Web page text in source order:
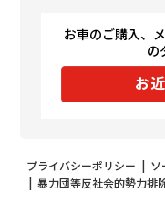
お車のご購入、
の
お
プライバシーポリシー | ソ
| 暴力団等反社会的勢力排